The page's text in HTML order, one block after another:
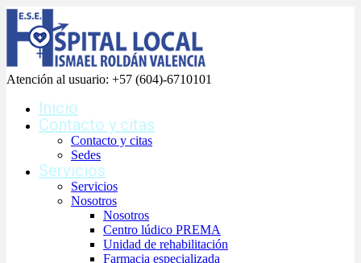
Atención al usuario: +57 (604)-6710101
Inicio
Contacto y citas
Contacto y citas
Sedes
Servicios
Servicios
Nosotros
Nosotros
Centro lúdico PREMA
Unidad de rehabilitación
Farmacia especializada